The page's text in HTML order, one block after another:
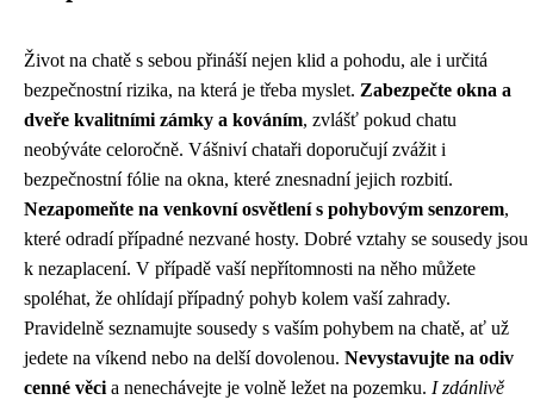
Život na chatě s sebou přináší nejen klid a pohodu, ale i určitá
bezpečnostní rizika, na která je třeba myslet. Zabezpečte okna a
dveře kvalitními zámky a kováním, zvlášť pokud chatu
neobýváte celoročně. Vášniví chataři doporučují zvážit i
bezpečnostní fólie na okna, které znesnadní jejich rozbití.
Nezapomeňte na venkovní osvětlení s pohybovým senzorem,
které odradí případné nezvané hosty. Dobré vztahy se sousedy jsou
k nezaplacení. V případě vaší nepřítomnosti na něho můžete
spoléhat, že ohlídají případný pohyb kolem vaší zahrady.
Pravidelně seznamujte sousedy s vaším pohybem na chatě, ať už
jedete na víkend nebo na delší dovolenou. Nevystavujte na odiv
cenné věci a nenechávejte je volně ležet na pozemku. I zdánlivě